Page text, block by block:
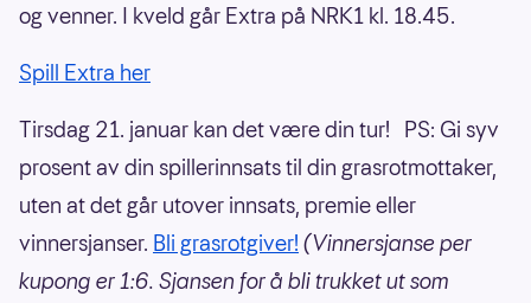
og venner. I kveld går Extra på NRK1 kl. 18.45.
Spill Extra her
Tirsdag 21. januar kan det være din tur! PS: Gi syv
prosent av din spillerinnsats til din grasrotmottaker,
uten at det går utover innsats, premie eller
vinnersjanser. Bli grasrotgiver! (Vinnersjanse per
kupong er 1:6. Sjansen for å bli trukket ut som